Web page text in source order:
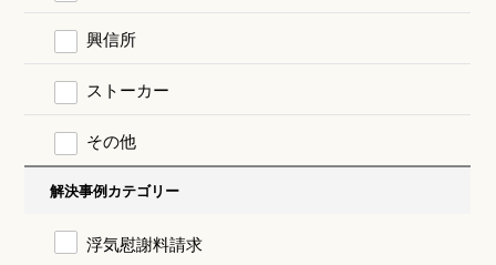
興信所
ストーカー
その他
解決事例カテゴリー
浮気慰謝料請求